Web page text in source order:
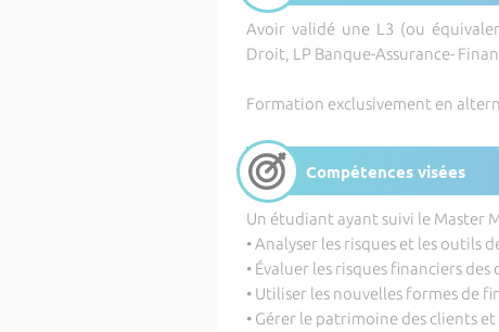
Avoir validé une L3 (ou
Droit, LP Banque-Assurance-
Formation exclusivement en
Compétences visées
Un étudiant ayant suivi le Master
• Analyser les risques et les outils
• Évaluer les risques financiers
• Utiliser les nouvelles formes de
• Gérer le patrimoine des clients